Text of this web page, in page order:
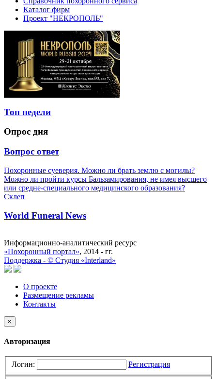
Каталог фирм
Проект "НЕКРОПОЛЬ"
Топ недели
Опрос дня
Вопрос ответ
Похоронные суеверия. Можно ли брать землю с могилы?
Можно ли пройти курсы Бальзамирования, не имея высшего
или средне-специального медицинского образования?
Склеп
World Funeral News
Информационно-аналитический ресурс
«Похоронный портал», 2014 - гг.
Поддержка - © Cтудия «Interland»
О проекте
Размещение рекламы
Контакты
×
Авторизация
Логин: Регистрация